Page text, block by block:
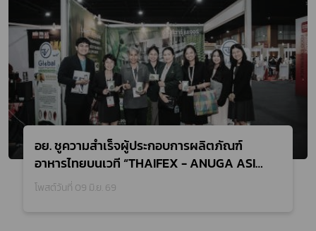
อย. ชูความสำเร็จผู้ประกอบการผลิตภัณฑ์
อาหารไทยบนเวที “THAIFEX - ANUGA ASIA
2026” สร้างมูลค่าทางธุรกิจกว่า 23 ล้านบาท
โพสต์วันที่ 09 มิ.ย. 69